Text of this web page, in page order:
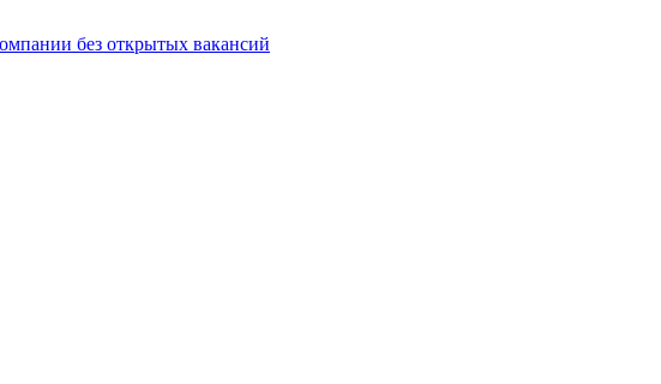
без открытых вакансий